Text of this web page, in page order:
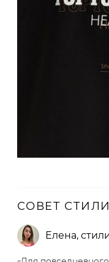
СОВЕТ
Елена,